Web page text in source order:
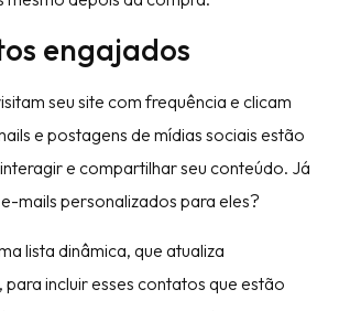
engajados
seu site com frequência e clicam
e postagens de mídias sociais estão
e compartilhar seu conteúdo. Já
mails personalizados para eles?
lista dinâmica, que atualiza
incluir esses contatos que estão